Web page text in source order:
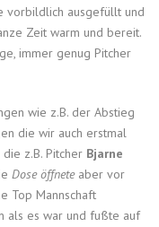
vorbildlich ausgefüllt und
Zeit warm und bereit.
immer genug Pitcher
wie z.B. der Abstieg
die wir auch erstmal
z.B. Pitcher Bjarne
Dose öffneteaber vor
Top Mannschaft
als es war und fußte auf